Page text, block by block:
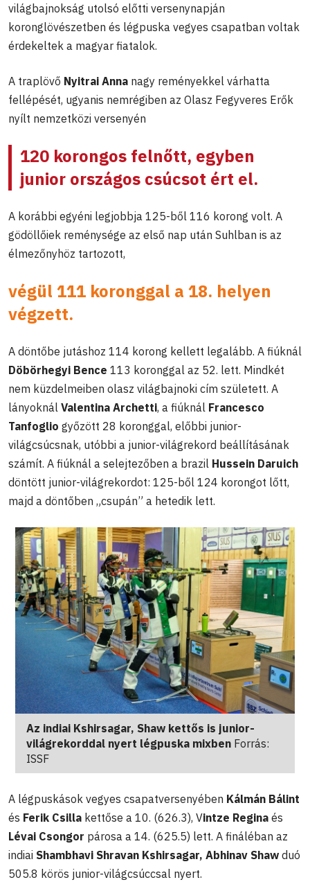
világbajnokság utolsó előtti versenynapján
koronglövészetben és légpuska vegyes csapatban voltak
érdekeltek a magyar fiatalok.
A traplövő Nyitrai Anna nagy reményekkel várhatta
fellépését, ugyanis nemrégiben az Olasz Fegyveres Erők
nyílt nemzetközi versenyén
120 korongos felnőtt, egyben
junior országos csúcsot ért el.
A korábbi egyéni legjobbja 125-ből 116 korong volt. A
gödöllőiek reménysége az első nap után Suhlban is az
élmezőnyhöz tartozott,
végül 111 koronggal a 18. helyen
végzett.
A döntőbe jutáshoz 114 korong kellett legalább. A fiúknál
Döbörhegyi Bence 113 koronggal az 52. lett. Mindkét
nem küzdelmeiben olasz világbajnoki cím született. A
lányoknál Valentina Archetti, a fiúknál Francesco
Tanfoglio győzött 28 koronggal, előbbi junior-
világcsúcsnak, utóbbi a junior-világrekord beállításának
számít. A fiúknál a selejtezőben a brazil Hussein Daruich
döntött junior-világrekordot: 125-ből 124 korongot lőtt,
majd a döntőben „csupán” a hetedik lett.
Az indiai Kshirsagar, Shaw kettős is junior-
világrekorddal nyert légpuska mixben Forrás:
ISSF
A légpuskások vegyes csapatversenyében Kálmán Bálint
és Ferik Csilla kettőse a 10. (626.3), Vintze Regina és
Lévai Csongor párosa a 14. (625.5) lett. A fináléban az
indiai Shambhavi Shravan Kshirsagar, Abhinav Shaw duó
505.8 körös junior-világcsúccsal nyert.